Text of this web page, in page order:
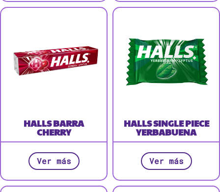
HALLS BARRA
CHERRY
Ver más
HALLS SINGLE PIECE
YERBABUENA
Ver más